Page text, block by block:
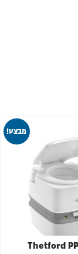
מבצע!
Thetford